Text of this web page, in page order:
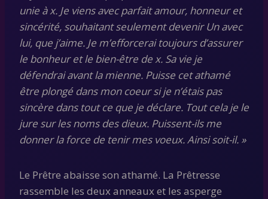
unie à x. Je viens avec parfait amour, honneur et
sincérité, souhaitant seulement devenir Un avec
lui, que j’aime. Je m’efforcerai toujours d’assurer
le bonheur et le bien-être de x. Sa vie je
défendrai avant la mienne. Puisse cet athamé
être plongé dans mon coeur si je n’étais pas
sincère dans tout ce que je déclare. Tout cela je le
jure sur les noms des dieux. Puissent-ils me
donner la force de tenir mes voeux. Ainsi soit-il. »
Le Prêtre abaisse son athamé. La Prêtresse
rassemble les deux anneaux et les asperge